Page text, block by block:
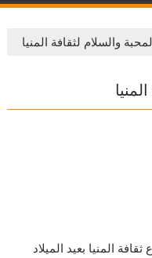
والسلام لثقافة المنيا
المنيا بعيد الميلاد